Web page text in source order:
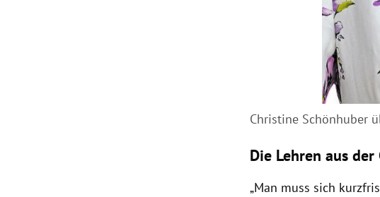
Christine Schönhuber
Die Lehren aus
„Man muss sich